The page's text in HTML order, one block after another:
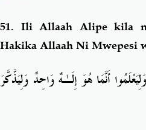
51. Ili Allaah Alipe kila
Hakika Allaah Ni Mwepesi
أَنَّمَا هُوَ إِلَـٰهٌ وَاحِدٌ وَلِيَذَّكَّرَ